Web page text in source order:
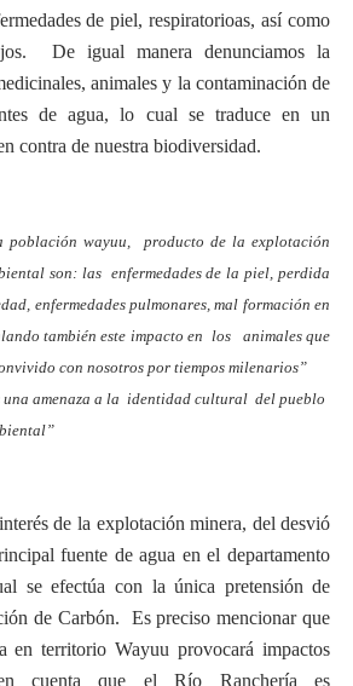
de piel, respiratorioas, así como
De igual manera denunciamos la
animales y la contaminación de
de agua, lo cual se traduce en un
contra de nuestra biodiversidad.
población wayuu, producto de la explotación
son: las enfermedades de la piel, perdida
enfermedades pulmonares, mal formación en
también este impacto en los animales que
con nosotros por tiempos milenarios”
una amenaza a la identidad cultural del pueblo
de la explotación minera, del desvió
fuente de agua en el departamento
se efectúa con la única pretensión de
de Carbón. Es preciso mencionar que
en territorio Wayuu provocará impactos
cuenta que el Río Ranchería es